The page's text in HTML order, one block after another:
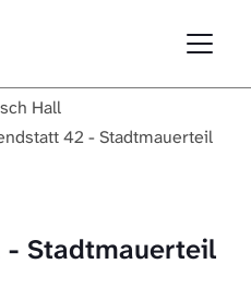
Hall
42 - Stadtmauerteil
Stadtmauerteil